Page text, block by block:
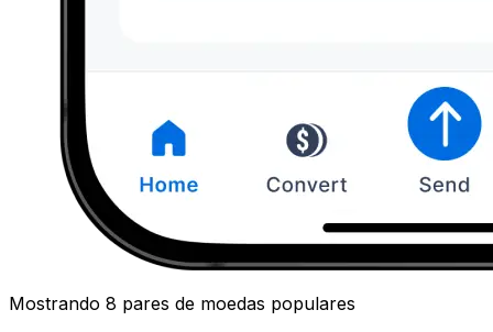
Mostrando 8 pares de moedas populares